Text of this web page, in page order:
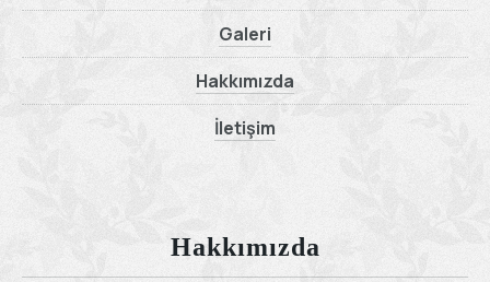
Galeri
Hakkımızda
İletişim
Hakkımızda